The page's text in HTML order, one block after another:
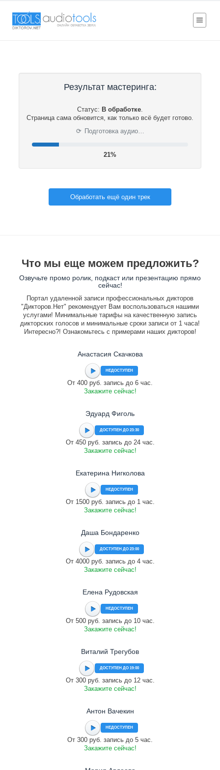
Результат мастеринга:
Статус: В обработке.
Страница сама обновится, как только всё будет готово.
⟳ Подготовка аудио…
21%
Обработать ещё один трек
Что мы еще можем предложить?
Озвучьте промо ролик, подкаст или презентацию прямо
сейчас!
Портал удаленной записи профессиональных дикторов
"Дикторов.Нет" рекомендует Вам воспользоваться нашими
услугами! Минимальные тарифы на качественную запись
дикторских голосов и минимальные сроки записи от 1 часа!
Интересно?! Ознакомьтесь с примерами наших дикторов!
Анастасия Скачкова
НЕДОСТУПЕН
От 400 руб. запись до 6 час.
Закажите сейчас!
Эдуард Фиголь
ДОСТУПЕН ДО 23:30
От 450 руб. запись до 24 час.
Закажите сейчас!
Екатерина Нигколова
НЕДОСТУПЕН
От 1500 руб. запись до 1 час.
Закажите сейчас!
Даша Бондаренко
ДОСТУПЕН ДО 23:00
От 4000 руб. запись до 4 час.
Закажите сейчас!
Елена Рудовская
НЕДОСТУПЕН
От 500 руб. запись до 10 час.
Закажите сейчас!
Виталий Трегубов
ДОСТУПЕН ДО 19:00
От 300 руб. запись до 12 час.
Закажите сейчас!
Антон Вачекин
НЕДОСТУПЕН
От 300 руб. запись до 5 час.
Закажите сейчас!